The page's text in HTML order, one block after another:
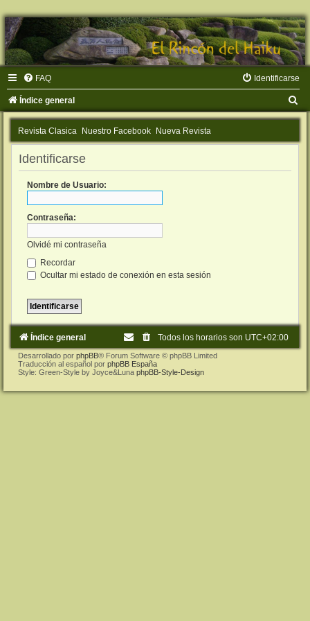
FAQ Identificarse
Índice general
u
Revista Clasica Nuestro Facebook Nueva Revista
Identificarse
Nombre de Usuario:
Contraseña:
Olvidé mi contraseña
Recordar
Ocultar mi estado de conexión en esta sesión
Índice general Todos los horarios son UTC+02:00
Desarrollado por phpBB® Forum Software © phpBB Limited
Traducción al español por phpBB España
Style: Green-Style by Joyce&Luna phpBB-Style-Design